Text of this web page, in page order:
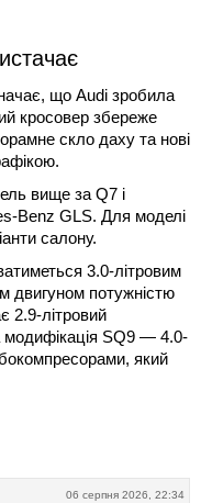
що Audi зробила
кросовер збереже
скло даху та нові
вище за Q7 і
Benz GLS. Для моделі
салону.
3.0-літровим
двигуном потужністю
2.9-літровий
модифікація SQ9 — 4.0-
який
06 серпня 2026, 22:34